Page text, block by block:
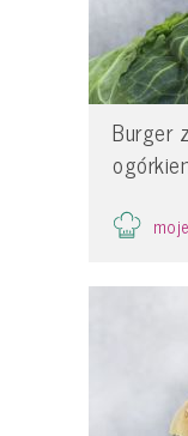
Burger